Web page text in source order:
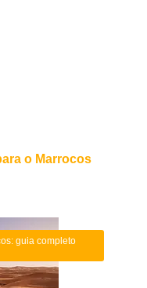
o Marrocos
guia completo